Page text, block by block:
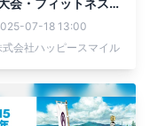
会・フィットネス・
ン大会の写真展示販
定
07-18 13:00
式会社ハッピースマイル